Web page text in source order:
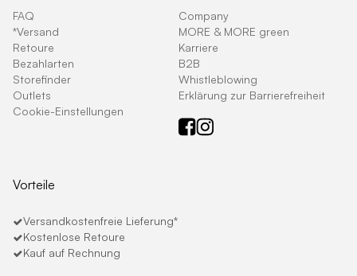
FAQ
*Versand
Retoure
Bezahlarten
Storefinder
Outlets
Cookie-Einstellungen
Company
MORE & MORE green
Karriere
B2B
Whistleblowing
Erklärung zur Barrierefreiheit
Vorteile
Versandkostenfreie Lieferung*
Kostenlose Retoure
Kauf auf Rechnung